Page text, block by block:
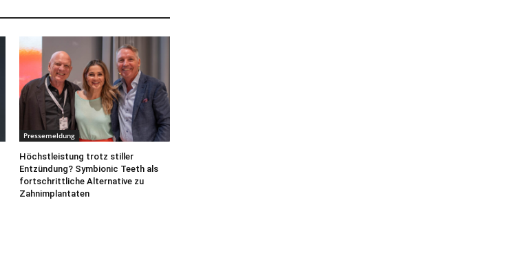
Pressemeldung
Höchstleistung trotz stiller
Entzündung? Symbionic Teeth als
fortschrittliche Alternative zu
Zahnimplantaten